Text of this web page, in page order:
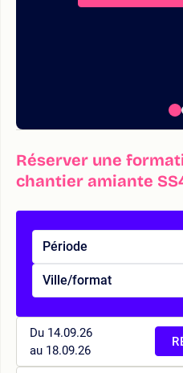
Réserver une
chantier amiante
Période
Ville/format
Du 14.09.26
au 18.09.26